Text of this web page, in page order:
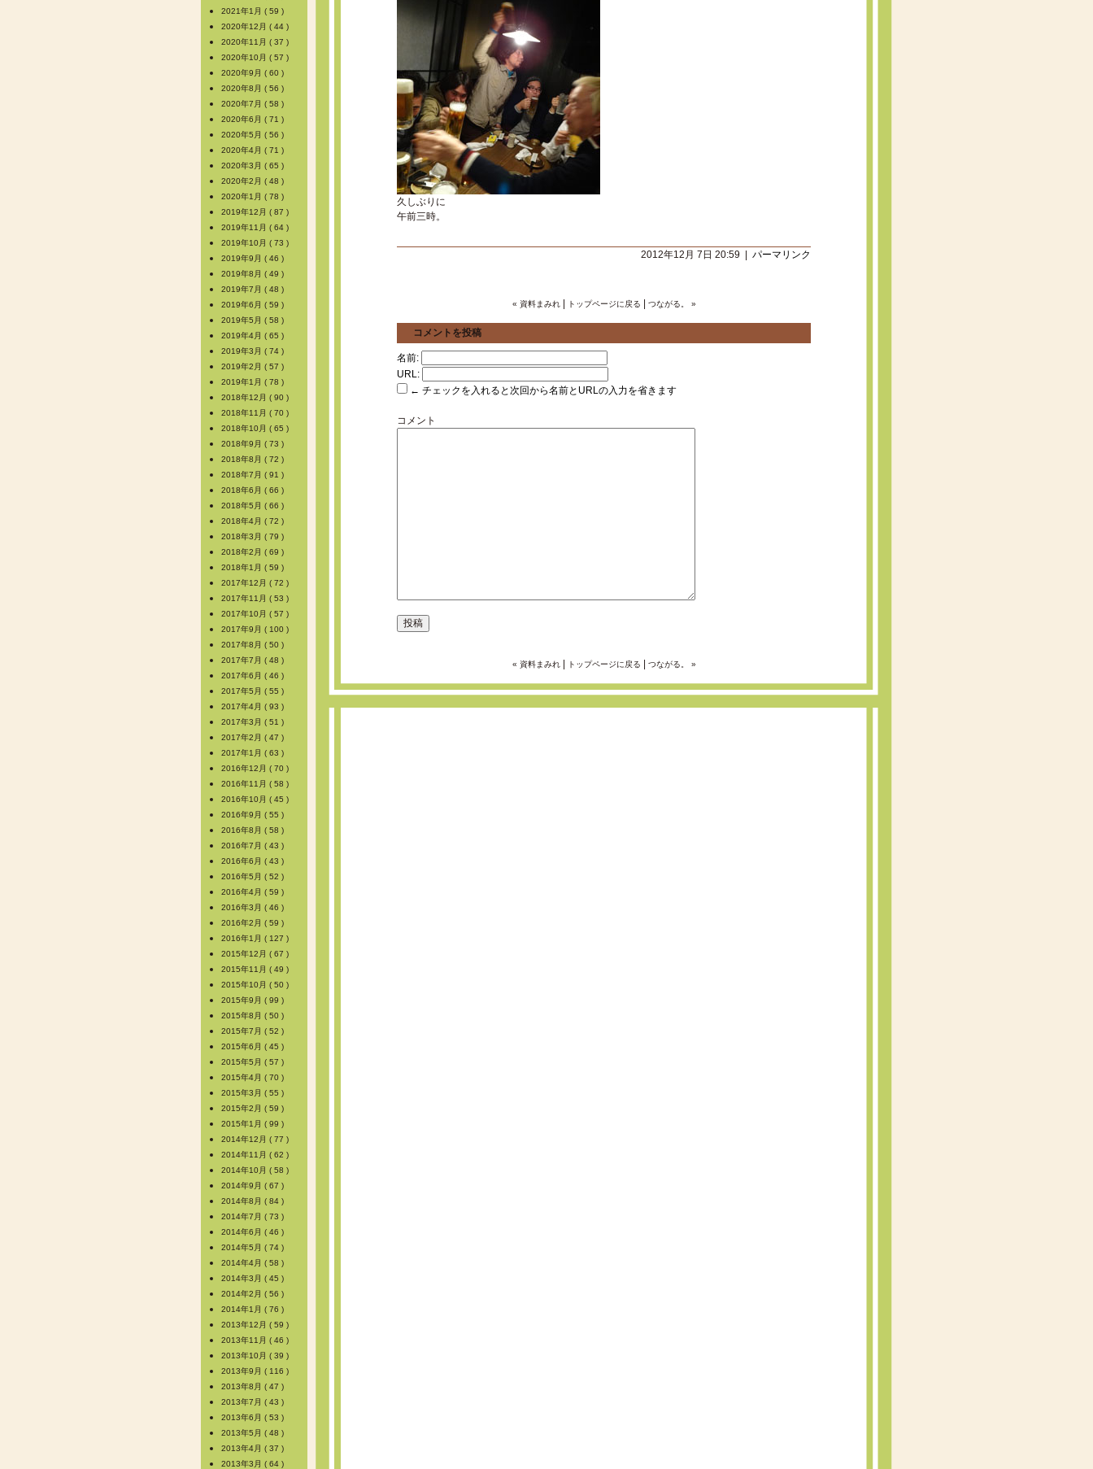
久しぶりに
午前三時。
2012年12月 7日 20:59 | パーマリンク
« 資料まみれ| トップページに戻る つながる。 »
コメントを投稿
名前:
URL:
← チェックを入れると次回から名前とURLの入力を省きます
コメント
« 資料まみれ| トップページに戻る つながる。 »
2021年1月 ( 59 )
2020年12月 ( 44 )
2020年11月 ( 37 )
2020年10月 ( 57 )
2020年9月 ( 60 )
2020年8月 ( 56 )
2020年7月 ( 58 )
2020年6月 ( 71 )
2020年5月 ( 56 )
2020年4月 ( 71 )
2020年3月 ( 65 )
2020年2月 ( 48 )
2020年1月 ( 78 )
2019年12月 ( 87 )
2019年11月 ( 64 )
2019年10月 ( 73 )
2019年9月 ( 46 )
2019年8月 ( 49 )
2019年7月 ( 48 )
2019年6月 ( 59 )
2019年5月 ( 58 )
2019年4月 ( 65 )
2019年3月 ( 74 )
2019年2月 ( 57 )
2019年1月 ( 78 )
2018年12月 ( 90 )
2018年11月 ( 70 )
2018年10月 ( 65 )
2018年9月 ( 73 )
2018年8月 ( 72 )
2018年7月 ( 91 )
2018年6月 ( 66 )
2018年5月 ( 66 )
2018年4月 ( 72 )
2018年3月 ( 79 )
2018年2月 ( 69 )
2018年1月 ( 59 )
2017年12月 ( 72 )
2017年11月 ( 53 )
2017年10月 ( 57 )
2017年9月 ( 100 )
2017年8月 ( 50 )
2017年7月 ( 48 )
2017年6月 ( 46 )
2017年5月 ( 55 )
2017年4月 ( 93 )
2017年3月 ( 51 )
2017年2月 ( 47 )
2017年1月 ( 63 )
2016年12月 ( 70 )
2016年11月 ( 58 )
2016年10月 ( 45 )
2016年9月 ( 55 )
2016年8月 ( 58 )
2016年7月 ( 43 )
2016年6月 ( 43 )
2016年5月 ( 52 )
2016年4月 ( 59 )
2016年3月 ( 46 )
2016年2月 ( 59 )
2016年1月 ( 127 )
2015年12月 ( 67 )
2015年11月 ( 49 )
2015年10月 ( 50 )
2015年9月 ( 99 )
2015年8月 ( 50 )
2015年7月 ( 52 )
2015年6月 ( 45 )
2015年5月 ( 57 )
2015年4月 ( 70 )
2015年3月 ( 55 )
2015年2月 ( 59 )
2015年1月 ( 99 )
2014年12月 ( 77 )
2014年11月 ( 62 )
2014年10月 ( 58 )
2014年9月 ( 67 )
2014年8月 ( 84 )
2014年7月 ( 73 )
2014年6月 ( 46 )
2014年5月 ( 74 )
2014年4月 ( 58 )
2014年3月 ( 45 )
2014年2月 ( 56 )
2014年1月 ( 76 )
2013年12月 ( 59 )
2013年11月 ( 46 )
2013年10月 ( 39 )
2013年9月 ( 116 )
2013年8月 ( 47 )
2013年7月 ( 43 )
2013年6月 ( 53 )
2013年5月 ( 48 )
2013年4月 ( 37 )
2013年3月 ( 64 )